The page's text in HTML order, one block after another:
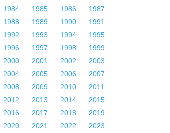
1984
1985 1986
1987
1988
1989 1990
1991
1992
1993 1994
1995
1996
1997 1998
1999
2000
2001 2002
2003
2004
2005 2006
2007
2008
2009 2010
2011
2012
2013 2014
2015
2016
2017 2018
2019
2020
2021 2022
2023